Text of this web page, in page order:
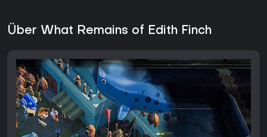
Über What Remains of Edith Finch